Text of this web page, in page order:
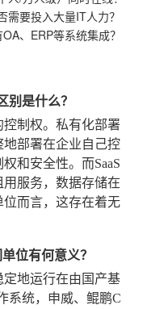
要投入大量IT人力？
、ERP等系统集成？
是什么？
控制权。私有化部署
部署在企业自己控
和安全性。而SaaS
服务，数据存储在
而言，这存在着无
位有何意义？
定地运行在由国产基
系统，申威、鲲鹏C